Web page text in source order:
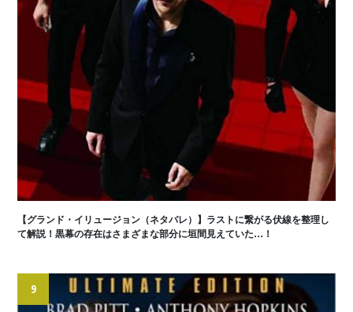
【グランド・イリュージョン（ネタバレ）】ラストに繋がる伏線を整理し
て解説！黒幕の存在はさまざまな部分に垣間見えていた…！
9